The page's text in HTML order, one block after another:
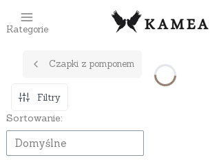
Kategorie
Czapki z pomponem
Filtry
Lista produktów
Sortowanie:
Domyślne